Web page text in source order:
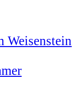
Weisenstein